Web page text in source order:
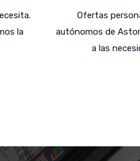
la
Ofertas
autónomos de
a las